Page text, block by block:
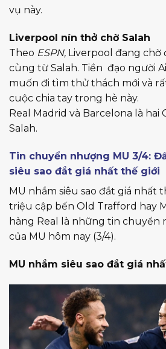
vụ này.
Liverpool nín thở chờ Salah
Theo ESPN, Liverpool đang
cùng từ Salah. Tiền đạo người
muốn đi tìm thử thách mới và
cuộc chia tay trong hè này.
Real Madrid và Barcelona là hai
Salah.
Tin chuyển nhượng MU 3/4:
siêu sao đắt giá nhất thế giới
MU nhắm siêu sao đắt giá nhất
triệu cập bến Old Trafford hay
hàng Real là những tin chuyển
của MU hôm nay (3/4).
MU nhắm siêu sao đắt giá